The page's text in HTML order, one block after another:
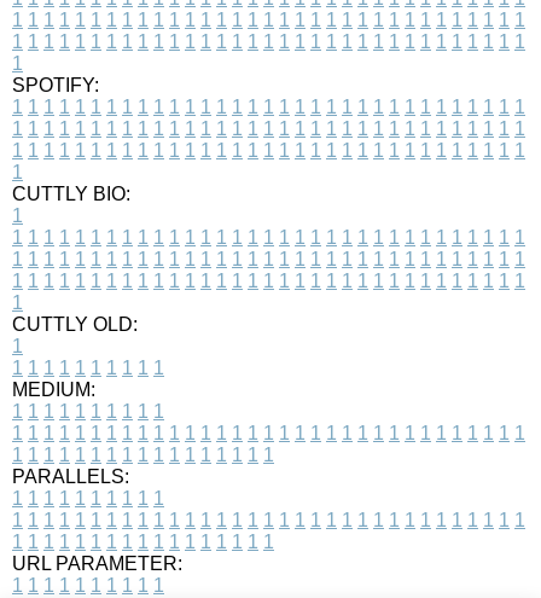
1 1 1 1 1 1 1 1 1 1 1 1 1 1 1 1 1 1 1 1 1 1 1 1 1 1 1 1 1 1 1 1 1
1 1 1 1 1 1 1 1 1 1 1 1 1 1 1 1 1 1 1 1 1 1 1 1 1 1 1 1 1 1 1 1 1
1
SPOTIFY:
1 1 1 1 1 1 1 1 1 1 1 1 1 1 1 1 1 1 1 1 1 1 1 1 1 1 1 1 1 1 1 1 1
1 1 1 1 1 1 1 1 1 1 1 1 1 1 1 1 1 1 1 1 1 1 1 1 1 1 1 1 1 1 1 1 1
1 1 1 1 1 1 1 1 1 1 1 1 1 1 1 1 1 1 1 1 1 1 1 1 1 1 1 1 1 1 1 1 1
1
CUTTLY BIO:
1
1 1 1 1 1 1 1 1 1 1 1 1 1 1 1 1 1 1 1 1 1 1 1 1 1 1 1 1 1 1 1 1 1
1 1 1 1 1 1 1 1 1 1 1 1 1 1 1 1 1 1 1 1 1 1 1 1 1 1 1 1 1 1 1 1 1
1 1 1 1 1 1 1 1 1 1 1 1 1 1 1 1 1 1 1 1 1 1 1 1 1 1 1 1 1 1 1 1 1
1
CUTTLY OLD:
1
1 1 1 1 1 1 1 1 1 1
MEDIUM:
1 1 1 1 1 1 1 1 1 1
1 1 1 1 1 1 1 1 1 1 1 1 1 1 1 1 1 1 1 1 1 1 1 1 1 1 1 1 1 1 1 1 1
1 1 1 1 1 1 1 1 1 1 1 1 1 1 1 1 1
PARALLELS:
1 1 1 1 1 1 1 1 1 1
1 1 1 1 1 1 1 1 1 1 1 1 1 1 1 1 1 1 1 1 1 1 1 1 1 1 1 1 1 1 1 1 1
1 1 1 1 1 1 1 1 1 1 1 1 1 1 1 1 1
URL PARAMETER:
1 1 1 1 1 1 1 1 1 1